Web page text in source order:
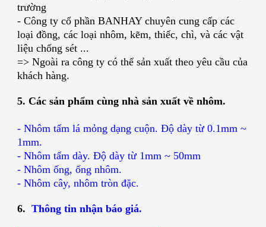
trường
- Công ty cổ phần BANHAY chuyên cung cấp các
loại đồng, các loại nhôm, kẽm, thiếc, chì, và các vật
liệu chống sét ...
=> Ngoài ra công ty có thể sản xuất theo yêu cầu của
khách hàng.
5. Các sản phẩm cùng nhà sản xuất về nhôm.
- Nhôm tấm lá mỏng dạng cuộn. Độ dày từ 0.1mm ~
1mm.
- Nhôm tấm dày. Độ dày từ 1mm ~ 50mm
- Nhôm ống, ống nhôm.
- Nhôm cây, nhôm tròn đặc.
6. Thông tin nhận báo giá.